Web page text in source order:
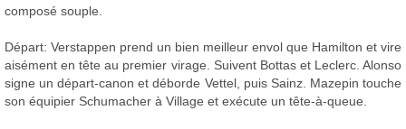
composé souple.
Départ: Verstappen prend un bien meilleur envol que Hamilton et vire
aisément en tête au premier virage. Suivent Bottas et Leclerc. Alonso
signe un départ-canon et déborde Vettel, puis Sainz. Mazepin touche
son équipier Schumacher à Village et exécute un tête-à-queue.